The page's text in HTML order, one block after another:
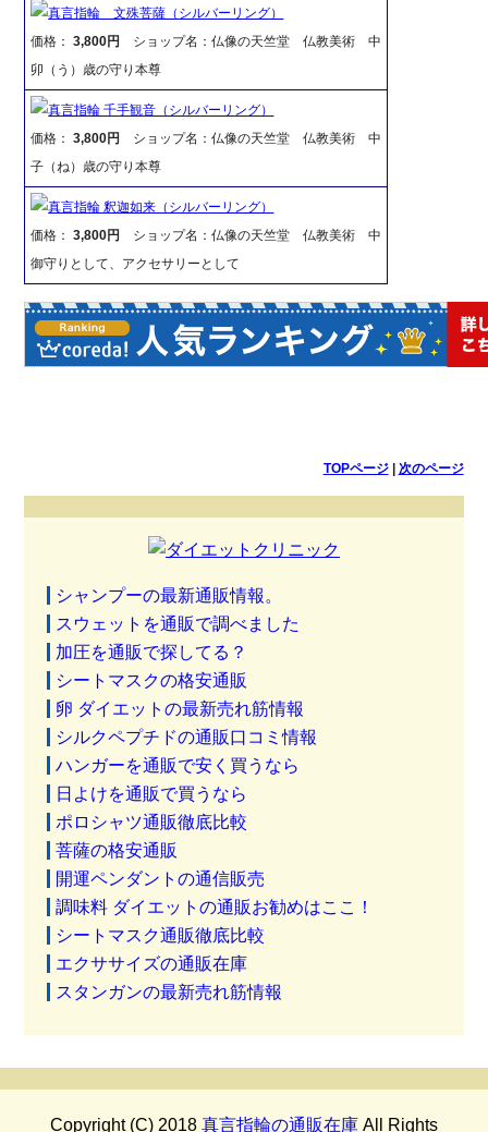
真言指輪 文殊菩薩（シルバーリング）
価格：3,800円
ショップ名：仏像の天竺堂 仏教美術 中
卯（う）歳の守り本尊
真言指輪 千手観音（シルバーリング）
価格：3,800円
ショップ名：仏像の天竺堂 仏教美術 中
子（ね）歳の守り本尊
真言指輪 釈迦如来（シルバーリング）
価格：3,800円
ショップ名：仏像の天竺堂 仏教美術 中
御守りとして、アクセサリーとして
TOPページ| 次のページ
シャンプーの最新通販情報。
スウェットを通販で調べました
加圧を通販で探してる？
シートマスクの格安通販
卵 ダイエットの最新売れ筋情報
シルクペプチドの通販口コミ情報
ハンガーを通販で安く買うなら
日よけを通販で買うなら
ポロシャツ通販徹底比較
菩薩の格安通販
開運ペンダントの通信販売
調味料 ダイエットの通販お勧めはここ！
シートマスク通販徹底比較
エクササイズの通販在庫
スタンガンの最新売れ筋情報
Copyright (C) 2018 真言指輪の通販在庫 All Rights